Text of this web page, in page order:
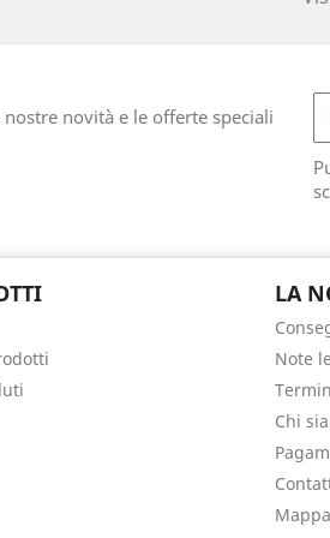
nostre novità e le offerte speciali
LA
Note
Chi